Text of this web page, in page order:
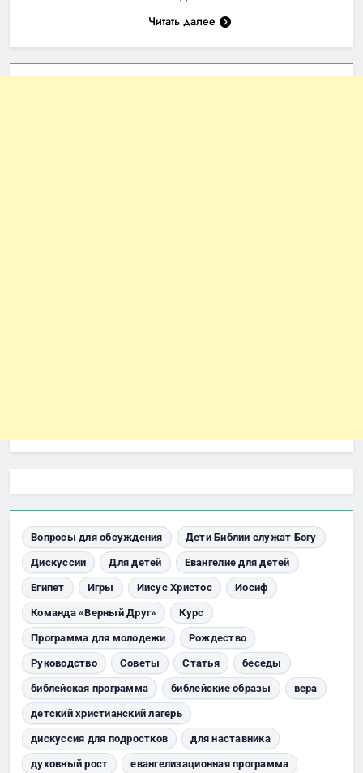
Читать далее
Вопросы для обсуждения Дети Библии служат Богу
Дискуссии Для детей Евангелие для детей
Египет Игры Иисус Христос Иосиф
Команда «Верный Друг» Курс
Программа для молодежи Рождество
Руководство Советы Статья беседы
библейская программа библейские образы вера
детский христианский лагерь
дискуссия для подростков для наставника
духовный рост евангелизационная программа